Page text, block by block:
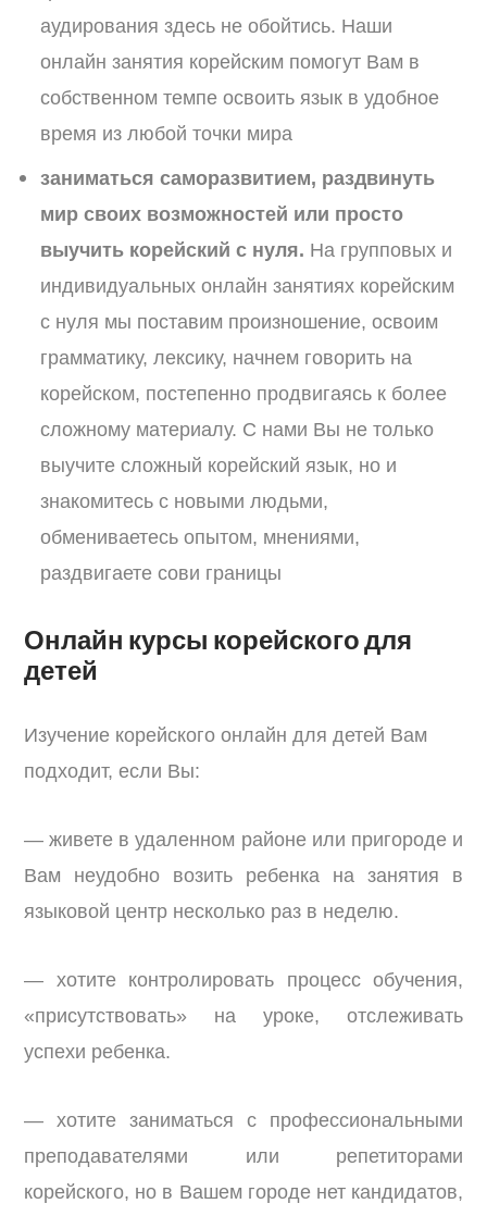
аудирования здесь не обойтись. Наши
онлайн занятия корейским помогут Вам в
собственном темпе освоить язык в удобное
время из любой точки мира
заниматься саморазвитием, раздвинуть
мир своих возможностей или просто
выучить корейский с нуля. На групповых и
индивидуальных онлайн занятиях корейским
с нуля мы поставим произношение, освоим
грамматику, лексику, начнем говорить на
корейском, постепенно продвигаясь к более
сложному материалу. С нами Вы не только
выучите сложный корейский язык, но и
знакомитесь с новыми людьми,
обмениваетесь опытом, мнениями,
раздвигаете сови границы
Онлайн курсы корейского для
детей
Изучение корейского онлайн для детей Вам
подходит, если Вы:
— живете в удаленном районе или пригороде и
Вам неудобно возить ребенка на занятия в
языковой центр несколько раз в неделю.
— хотите контролировать процесс обучения,
«присутствовать» на уроке, отслеживать
успехи ребенка.
— хотите заниматься с профессиональными
преподавателями или репетиторами
корейского, но в Вашем городе нет кандидатов,